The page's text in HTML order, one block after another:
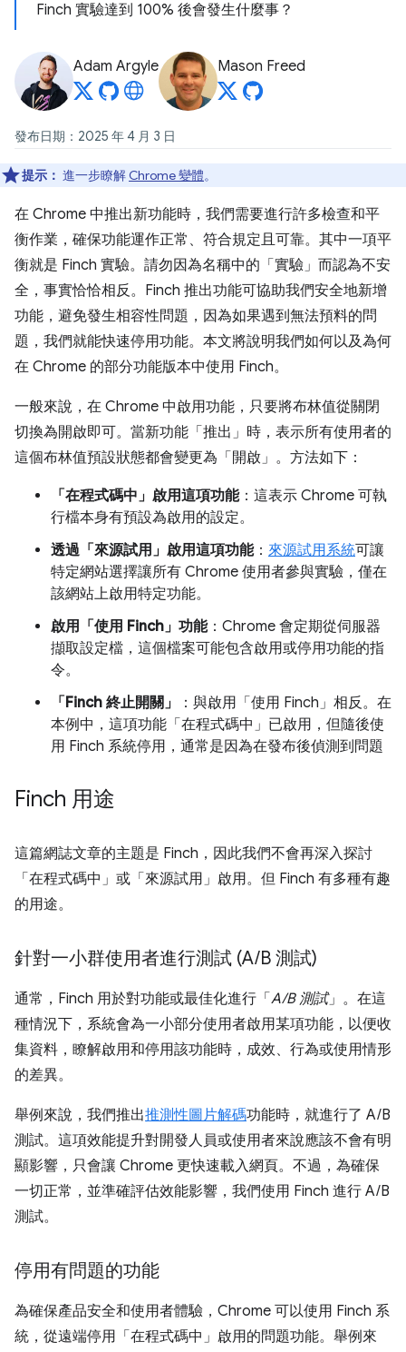
Finch 實驗達到 100% 後會發生什麼事？
Adam Argyle Mason Freed
發布日期：2025 年 4 月 3 日
提示： 進一步瞭解 Chrome 變體。
在 Chrome 中推出新功能時，我們需要進行許多檢查和平
衡作業，確保功能運作正常、符合規定且可靠。其中一項平
衡就是 Finch 實驗。請勿因為名稱中的「實驗」而認為不安
全，事實恰恰相反。Finch 推出功能可協助我們安全地新增
功能，避免發生相容性問題，因為如果遇到無法預料的問
題，我們就能快速停用功能。本文將說明我們如何以及為何
在 Chrome 的部分功能版本中使用 Finch。
一般來說，在 Chrome 中啟用功能，只要將布林值從關閉
切換為開啟即可。當新功能「推出」時，表示所有使用者的
這個布林值預設狀態都會變更為「開啟」。方法如下：
「在程式碼中」啟用這項功能：這表示 Chrome 可執
行檔本身有預設為啟用的設定。
透過「來源試用」啟用這項功能： 來源試用系統可讓
特定網站選擇讓所有 Chrome 使用者參與實驗，僅在
該網站上啟用特定功能。
啟用「使用 Finch」功能：Chrome 會定期從伺服器
擷取設定檔，這個檔案可能包含啟用或停用功能的指
令。
「Finch 終止開關」
：與啟用「使用 Finch」相反。在
本例中，這項功能「在程式碼中」已啟用，但隨後使
用 Finch 系統停用，通常是因為在發布後偵測到問題
Finch 用途
這篇網誌文章的主題是 Finch，因此我們不會再深入探討
「在程式碼中」或「來源試用」啟用。但 Finch 有多種有趣
的用途。
針對一小群使用者進行測試 (A/B 測試)
通常，Finch 用於對功能或最佳化進行「 A/B 測試」。在這
種情況下，系統會為一小部分使用者啟用某項功能，以便收
集資料，瞭解啟用和停用該功能時，成效、行為或使用情形
的差異。
舉例來說，我們推出推測性圖片解碼功能時，就進行了 A/B
測試。這項效能提升對開發人員或使用者來說應該不會有明
顯影響，只會讓 Chrome 更快速載入網頁。不過，為確保
一切正常，並準確評估效能影響，我們使用 Finch 進行 A/B
測試。
停用有問題的功能
為確保產品安全和使用者體驗，Chrome 可以使用 Finch 系
統，從遠端停用「在程式碼中」啟用的問題功能。舉例來